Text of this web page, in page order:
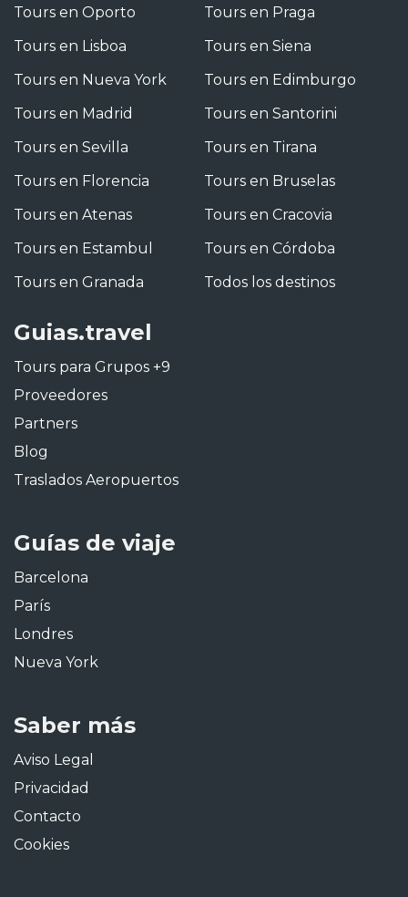
Tours en Oporto
Tours en Lisboa
Tours en Nueva York
Tours en Madrid
Tours en Sevilla
Tours en Florencia
Tours en Atenas
Tours en Estambul
Tours en Granada
Tours en Praga
Tours en Siena
Tours en Edimburgo
Tours en Santorini
Tours en Tirana
Tours en Bruselas
Tours en Cracovia
Tours en Córdoba
Todos los destinos
Guias.travel
Tours para Grupos +9
Proveedores
Partners
Blog
Traslados Aeropuertos
Guías de viaje
Barcelona
París
Londres
Nueva York
Saber más
Aviso Legal
Privacidad
Contacto
Cookies